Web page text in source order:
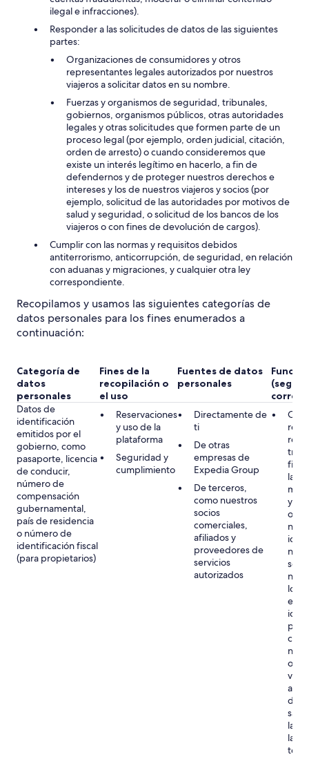
ilegal e infracciones).
Responder a las solicitudes de datos de las siguientes
partes:
Organizaciones de consumidores y otros
representantes legales autorizados por nuestros
viajeros a solicitar datos en su nombre.
Fuerzas y organismos de seguridad, tribunales,
gobiernos, organismos públicos, otras autoridades
legales y otras solicitudes que formen parte de un
proceso legal (por ejemplo, orden judicial, citación,
orden de arresto) o cuando consideremos que
existe un interés legítimo en hacerlo, a fin de
defendernos y de proteger nuestros derechos e
intereses y los de nuestros viajeros y socios (por
ejemplo, solicitud de las autoridades por motivos de
salud y seguridad, o solicitud de los bancos de los
viajeros o con fines de devolución de cargos).
Cumplir con las normas y requisitos debidos
antiterrorismo, anticorrupción, de seguridad, en relación
con aduanas y migraciones, y cualquier otra ley
correspondiente.
Recopilamos y usamos las siguientes categorías de
datos personales para los fines enumerados a
continuación:
Categoría de
datos
personales
Fines de la
recopilación o
el uso
Fuentes de datos
personales
(según
Datos de
identificación
emitidos por el
gobierno, como
pasaporte, licencia
de conducir,
número de
compensación
gubernamental,
país de residencia
o número de
identificación fiscal
(para propietarios)
Reservaciones
y uso de la
plataforma
Seguridad y
cumplimiento
Directamente de
ti
De otras
empresas de
Expedia Group
De terceros,
como nuestros
socios
comerciales,
afiliados y
proveedores de
servicios
autorizados
la
y
o
sea
lo
la